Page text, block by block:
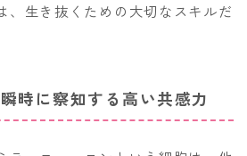
、生き抜くための大切なスキルだ
時に察知する高い共感力